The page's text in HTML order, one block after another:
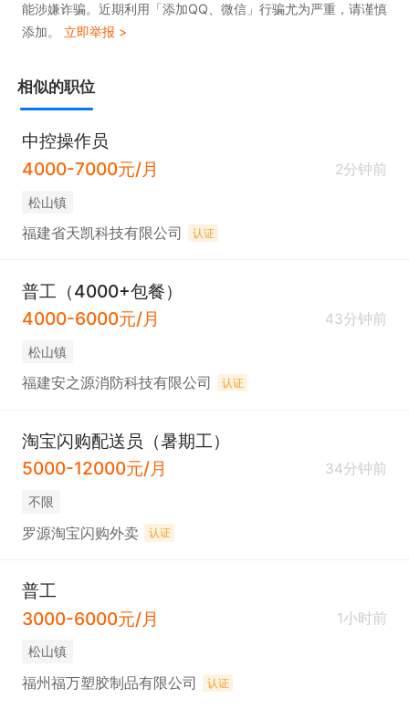
能涉嫌诈骗。近期利用「添加QQ、微信」行骗尤为严重，请谨慎
添加。 立即举报 >
相似的职位
中控操作员
4000-7000元/月
2分钟前
松山镇
福建省天凯科技有限公司 认证
普工（4000+包餐）
4000-6000元/月
43分钟前
松山镇
福建安之源消防科技有限公司 认证
淘宝闪购配送员（暑期工）
5000-12000元/月
34分钟前
不限
罗源淘宝闪购外卖 认证
普工
3000-6000元/月
1小时前
松山镇
福州福万塑胶制品有限公司 认证